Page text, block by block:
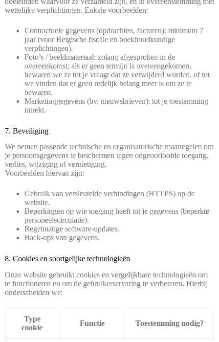
wettelijke verplichtingen. Enkele voorbeelden:
Contractuele gegevens (opdrachten, facturen): minimum 7
jaar (voor Belgische fiscale en boekhoudkundige
verplichtingen).
Foto’s / beeldmateriaal: zolang afgesproken in de
overeenkomst; als er geen termijn is overeengekomen,
bewaren we ze tot je vraagt dat ze verwijderd worden, of tot
we vinden dat er geen redelijk belang meer is om ze te
bewaren.
Marketinggegevens (bv. nieuwsbrieven): tot je toestemming
intrekt.
7. Beveiliging
We nemen passende technische en organisatorische maatregelen om
je persoonsgegevens te beschermen tegen ongeoorloofde toegang,
verlies, wijziging of vernietiging.
Voorbeelden hiervan zijn:
Gebruik van versleutelde verbindingen (HTTPS) op de
website.
Beperkingen op wie toegang heeft tot je gegevens (beperkte
personeelscirculatie).
Regelmatige software-updates.
Back-ups van gegevens.
8. Cookies en soortgelijke technologieën
Onze website gebruikt cookies en vergelijkbare technologieën om
te functioneren en om de gebruikerservaring te verbeteren. Hierbij
onderscheiden we:
Type
cookie
Functie Toestemming nodig?